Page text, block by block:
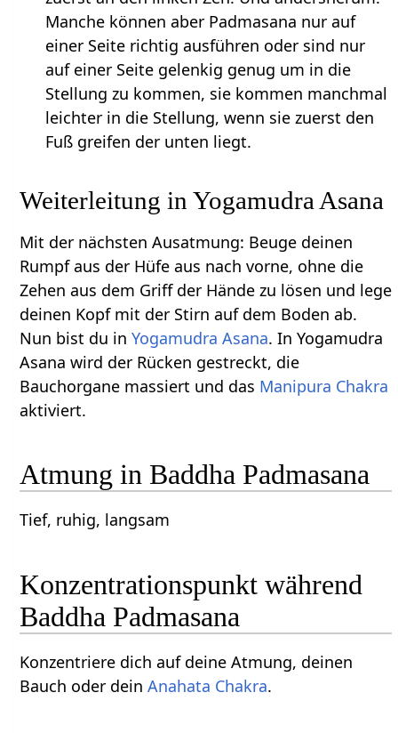
Manche können aber Padmasana nur auf
einer Seite richtig ausführen oder sind nur
auf einer Seite gelenkig genug um in die
Stellung zu kommen, sie kommen manchmal
leichter in die Stellung, wenn sie zuerst den
Fuß greifen der unten liegt.
Weiterleitung in Yogamudra Asana
Mit der nächsten Ausatmung: Beuge deinen
Rumpf aus der Hüfe aus nach vorne, ohne die
Zehen aus dem Griff der Hände zu lösen und lege
deinen Kopf mit der Stirn auf dem Boden ab.
Nun bist du inYogamudra Asana. In Yogamudra
Asana wird der Rücken gestreckt, die
Bauchorgane massiert und das Manipura Chakra
aktiviert.
Atmung in Baddha Padmasana
Tief, ruhig, langsam
Konzentrationspunkt während
Baddha Padmasana
Konzentriere dich auf deine Atmung, deinen
Bauch oder deinAnahata Chakra.